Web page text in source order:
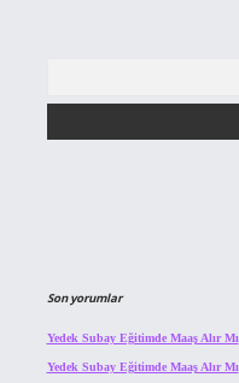
Son yorumlar
Yedek Subay Eğitimde Maaş Alır Mı
Yedek Subay Eğitimde Maaş Alır Mı